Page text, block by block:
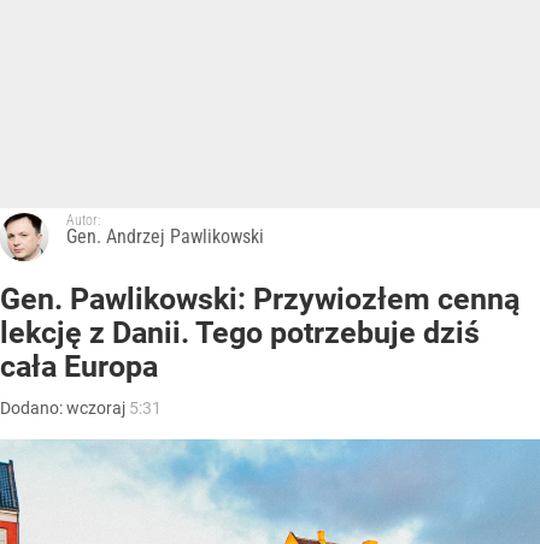
Autor:
Gen. Andrzej Pawlikowski
Gen. Pawlikowski: Przywiozłem cenną
lekcję z Danii. Tego potrzebuje dziś
cała Europa
Dodano:wczoraj 5:31